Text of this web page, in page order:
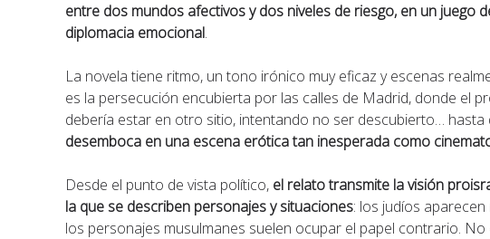
entre dos mundos afectivos y dos niveles de riesgo, en un juego
diplomacia emocional.
La novela tiene ritmo, un tono irónico muy eficaz y escenas
es la persecución encubierta por las calles de Madrid, donde el
debería estar en otro sitio, intentando no ser descubierto… hasta
desemboca en una escena erótica tan inesperada como
Desde el punto de vista político, el relato transmite la visión
la que se describen personajes y situaciones: los judíos
los personajes musulmanes suelen ocupar el papel contrario.